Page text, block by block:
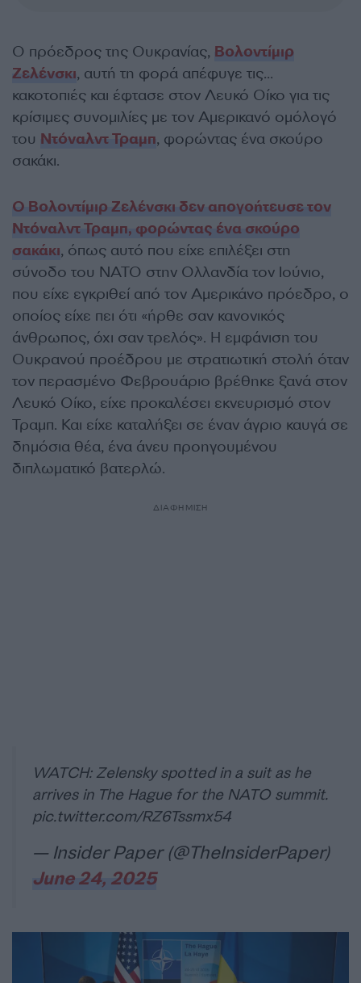
Ο πρόεδρος της Ουκρανίας, Βολοντίμιρ
Ζελένσκι, αυτή τη φορά απέφυγε τις…
κακοτοπιές και έφτασε στον Λευκό Οίκο για τις
κρίσιμες συνομιλίες με τον Αμερικανό ομόλογό
του Ντόναλντ Τραμπ, φορώντας ένα σκούρο
σακάκι.
Ο Βολοντίμιρ Ζελένσκι δεν απογοήτευσε τον
Ντόναλντ Τραμπ, φορώντας ένα σκούρο
σακάκι, όπως αυτό που είχε επιλέξει στη
σύνοδο του ΝΑΤΟ στην Ολλανδία τον Ιούνιο,
που είχε εγκριθεί από τον Αμερικάνο πρόεδρο, ο
οποίος είχε πει ότι «ήρθε σαν κανονικός
άνθρωπος, όχι σαν τρελός». Η εμφάνιση του
Ουκρανού προέδρου με στρατιωτική στολή όταν
τον περασμένο Φεβρουάριο βρέθηκε ξανά στον
Λευκό Οίκο, είχε προκαλέσει εκνευρισμό στον
Τραμπ. Και είχε καταλήξει σε έναν άγριο καυγά σε
δημόσια θέα, ένα άνευ προηγουμένου
διπλωματικό βατερλώ.
ΔΙΑΦΗΜΙΣΗ
WATCH: Zelensky spotted in a suit as he
arrives in The Hague for the NATO summit.
pic.twitter.com/RZ6Tssmx54
— Insider Paper (@TheInsiderPaper)
June 24, 2025